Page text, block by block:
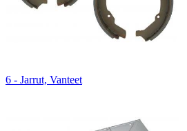
6 - Jarrut, Vanteet